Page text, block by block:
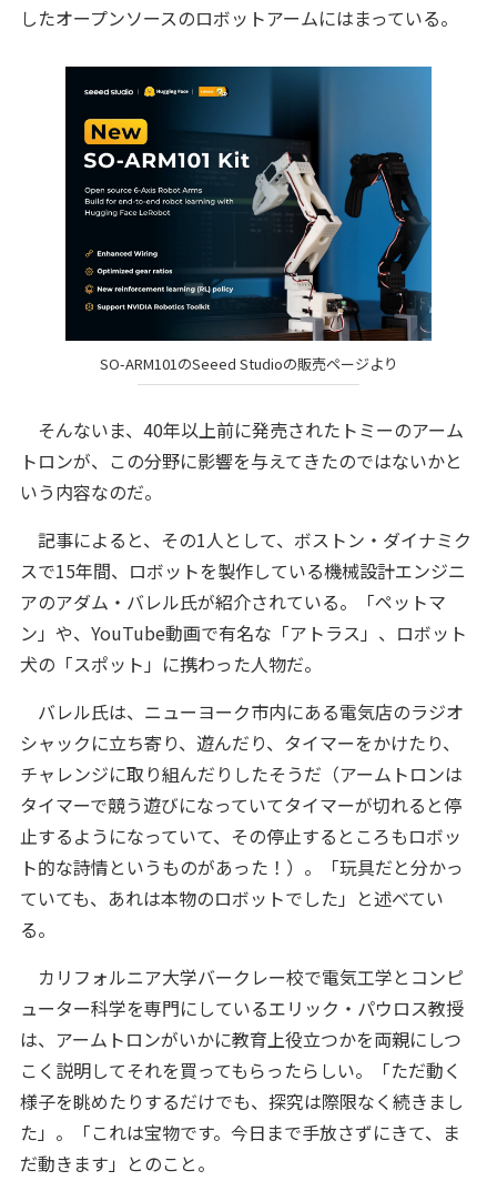
したオープンソースのロボットアームにはまっている。
SO-ARM101のSeeed Studioの販売ページより
そんないま、40年以上前に発売されたトミーのアーム
トロンが、この分野に影響を与えてきたのではないかと
いう内容なのだ。
記事によると、その1人として、ボストン・ダイナミク
スで15年間、ロボットを製作している機械設計エンジニ
アのアダム・バレル氏が紹介されている。「ペットマ
ン」や、YouTube動画で有名な「アトラス」、ロボット
犬の「スポット」に携わった人物だ。
バレル氏は、ニューヨーク市内にある電気店のラジオ
シャックに立ち寄り、遊んだり、タイマーをかけたり、
チャレンジに取り組んだりしたそうだ（アームトロンは
タイマーで競う遊びになっていてタイマーが切れると停
止するようになっていて、その停止するところもロボッ
ト的な詩情というものがあった！）。「玩具だと分かっ
ていても、あれは本物のロボットでした」と述べてい
る。
カリフォルニア大学バークレー校で電気工学とコンピ
ューター科学を専門にしているエリック・パウロス教授
は、アームトロンがいかに教育上役立つかを両親にしつ
こく説明してそれを買ってもらったらしい。「ただ動く
様子を眺めたりするだけでも、探究は際限なく続きまし
た」。「これは宝物です。今日まで手放さずにきて、ま
だ動きます」とのこと。